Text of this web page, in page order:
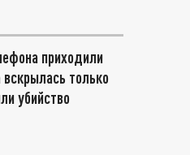
приходили
только
убийство